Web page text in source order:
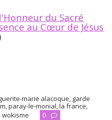
du Sacré
au Cœur de Jésus
marie alacoque, garde
,paray-le-monial,la france,
,wokisme 0